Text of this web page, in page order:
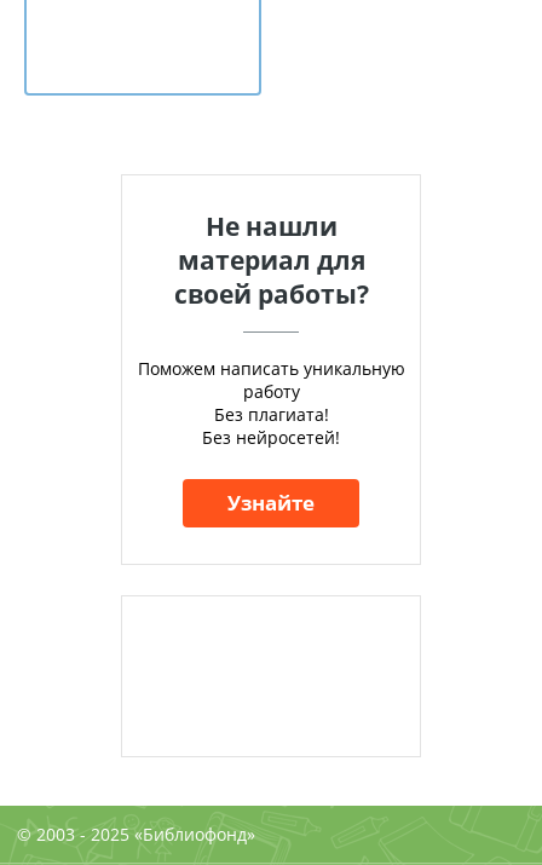
Не нашли
материал для
своей работы?
Поможем написать уникальную
работу
Без плагиата!
Без нейросетей!
Узнайте
© 2003 - 2025 «Библиофонд»